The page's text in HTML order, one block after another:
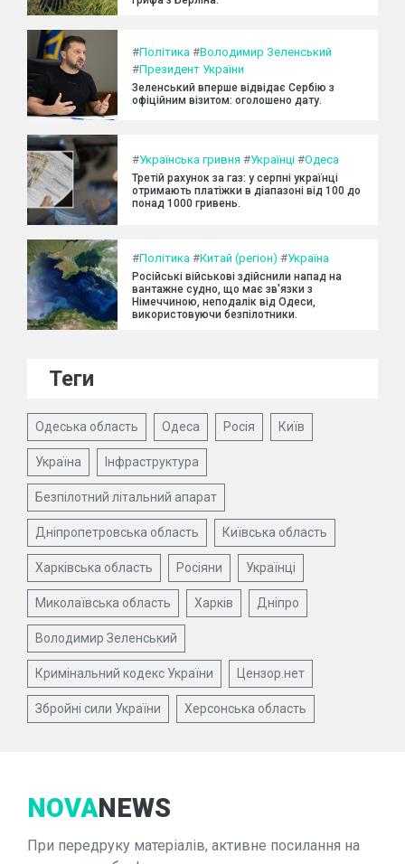
#Політика #Володимир Зеленський
#Президент України
Зеленський вперше відвідає Сербію з
офіційним візитом: оголошено дату.
#Українська гривня #Українці #Одеса
Третій рахунок за газ: у серпні українці
отримають платіжки в діапазоні від 100 до
понад 1000 гривень.
#Політика #Китай (регіон) #Україна
Російські військові здійснили напад на
вантажне судно, що має зв'язки з
Німеччиною, неподалік від Одеси,
використовуючи безпілотники.
Теги
Одеська область Одеса Росія Київ
Україна Інфраструктура
Безпілотний літальний апарат
Дніпропетровська область Київська область
Харківська область Росіяни Українці
Миколаївська область Харків Дніпро
Володимир Зеленський
Кримінальний кодекс України Цензор.нет
Збройні сили України Херсонська область
NOVANEWS
При передруку матеріалів, активне посилання на